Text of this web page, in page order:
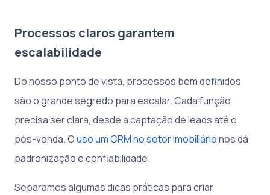
Processos claros garantem
escalabilidade
Do nosso ponto de vista, processos bem definidos
são o grande segredo para escalar. Cada função
precisa ser clara, desde a captação de leads até o
pós-venda. Ouso um CRM no setor imobiliárionos dá
padronização e confiabilidade.
Separamos algumas dicas práticas para criar